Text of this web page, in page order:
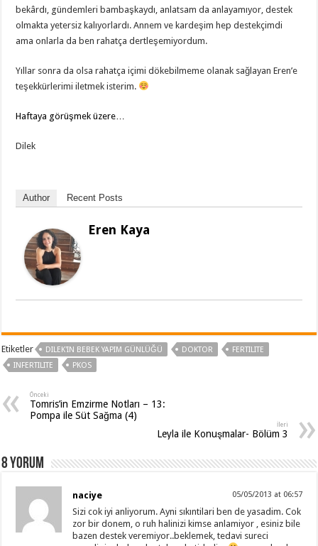
bekârdı, gündemleri bambaşkaydı, anlatsam da anlayamıyor, destek
olmakta yetersiz kalıyorlardı. Annem ve kardeşim hep destekçimdi
ama onlarla da ben rahatça dertleşemiyordum.
Yıllar sonra da olsa rahatça içimi dökebilmeme olanak sağlayan Eren’e
teşekkürlerimi iletmek isterim.
Haftaya görüşmek üzere…
Dilek
Author Recent Posts
Eren Kaya
Etiketler DILEK'IN BEBEK YAPIM GÜNLÜĞÜ DOKTOR
FERTILITE
INFERTILITE
PKOS
Önceki
Tomris’in Emzirme Notları – 13:
Pompa ile Süt Sağma (4)
İleri
Leyla ile Konuşmalar- Bölüm 3
8 Yorum
naciye 05/05/2013 at 06:57
Sizi cok iyi anliyorum. Ayni sıkıntilari ben de yasadim. Cok
zor bir donem, o ruh halinizi kimse anlamiyor , esiniz bile
bazen destek veremiyor..beklemek, tedavi sureci